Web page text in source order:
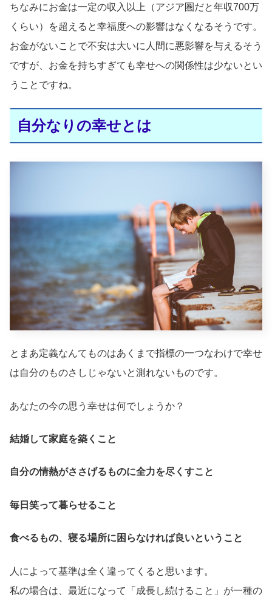
ちなみにお金は一定の収入以上（アジア圏だと年収700万
くらい）を超えると幸福度への影響はなくなるそうです。
お金がないことで不安は大いに人間に悪影響を与えるそう
ですが、お金を持ちすぎても幸せへの関係性は少ないとい
うことですね。
自分なりの幸せとは
とまあ定義なんてものはあくまで指標の一つなわけで幸せ
は自分のものさしじゃないと測れないものです。
あなたの今の思う幸せは何でしょうか？
結婚して家庭を築くこと
自分の情熱がささげるものに全力を尽くすこと
毎日笑って暮らせること
食べるもの、寝る場所に困らなければ良いということ
人によって基準は全く違ってくると思います。
私の場合は、最近になって「成長し続けること」が一種の